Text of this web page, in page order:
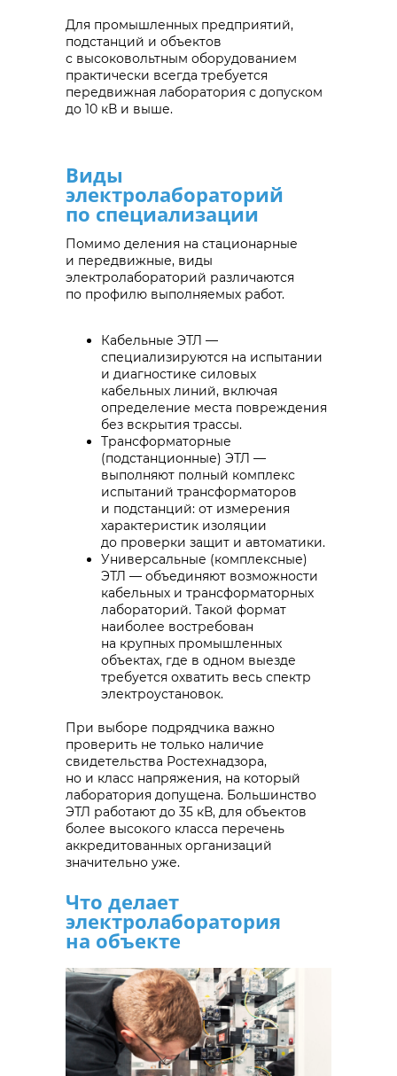
Для промышленных предприятий,
подстанций и объектов
с высоковольтным оборудованием
практически всегда требуется
передвижная лаборатория с допуском
до 10 кВ и выше.
Виды
электролабораторий
по специализации
Помимо деления на стационарные
и передвижные, виды
электролабораторий различаются
по профилю выполняемых работ.
Кабельные ЭТЛ —
специализируются на испытании
и диагностике силовых
кабельных линий, включая
определение места повреждения
без вскрытия трассы.
Трансформаторные
(подстанционные) ЭТЛ —
выполняют полный комплекс
испытаний трансформаторов
и подстанций: от измерения
характеристик изоляции
до проверки защит и автоматики.
Универсальные (комплексные)
ЭТЛ — объединяют возможности
кабельных и трансформаторных
лабораторий. Такой формат
наиболее востребован
на крупных промышленных
объектах, где в одном выезде
требуется охватить весь спектр
электроустановок.
При выборе подрядчика важно
проверить не только наличие
свидетельства Ростехнадзора,
но и класс напряжения, на который
лаборатория допущена. Большинство
ЭТЛ работают до 35 кВ, для объектов
более высокого класса перечень
аккредитованных организаций
значительно уже.
Что делает
электролаборатория
на объекте